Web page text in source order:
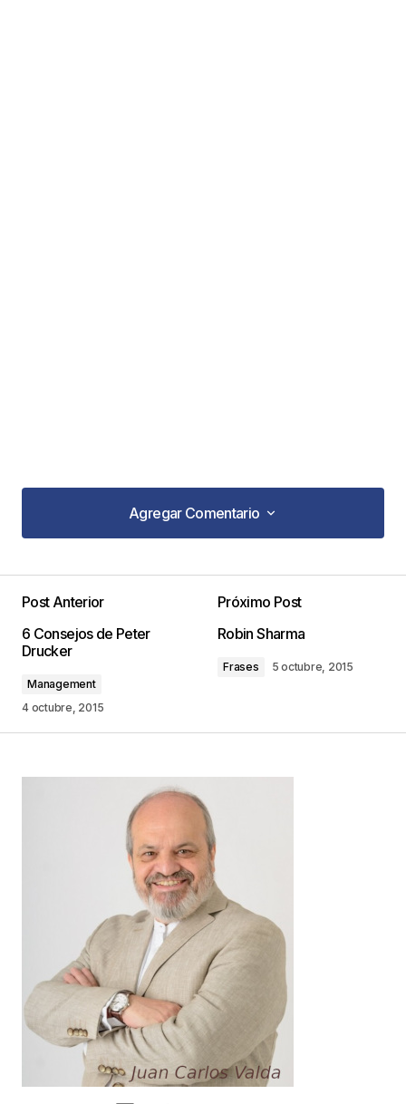
Agregar Comentario
Agregar Comentario
publicada. Los campos obligatorios están
marcados con
Comentario
*
Guarda mi nombre, correo electrónico y web en
este navegador para la próxima vez que
comente.
Este sitio esta protegido por
reCAPTCHA y la Política de
privacidad y los Términos del servicio
de Googlese aplican.
Post Anterior
6 Consejos de Peter
Drucker
Management
4 octubre, 2015
Próximo Post
Robin Sharma
Frases 5 octubre, 2015